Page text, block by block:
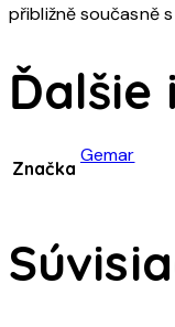
přibližně současně
Značka
Gemar